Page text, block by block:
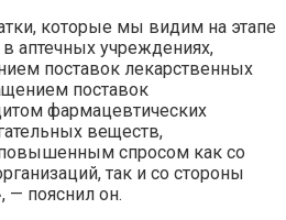
которые мы видим на этапе
аптечных учреждениях,
поставок лекарственных
поставок
фармацевтических
веществ,
спросом как со
так и со стороны
— пояснил он.